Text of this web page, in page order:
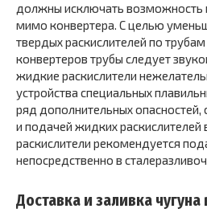
должны исключать возможность
мимо конвертера. С целью
твердых раскислителей по
конвертеров трубы следует
жидкие раскислители
устройства специальных
ряд дополнительных опасностей,
и подачей жидких раскислителей
раскислители рекомендуется
непосредственно в
Доставка и заливка